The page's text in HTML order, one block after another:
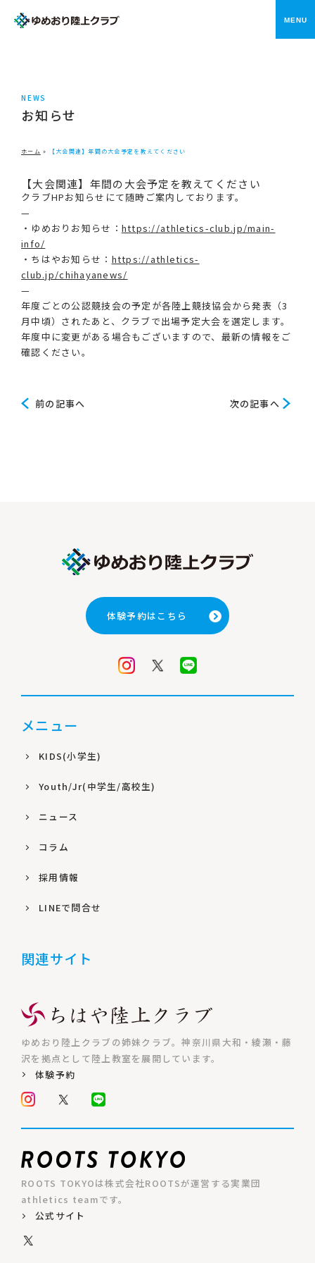
メニ
NEWS
お知らせ
ホーム » 【大会関連】年間の大会予定を教えてください
【大会関連】年間の大会予定を教えてください
クラブHPお知らせにて随時ご案内しております。
—
・ゆめおりお知らせ： https://athletics-club.jp/main-
info/
・ちはやお知らせ： https://athletics-
club.jp/chihayanews/
—
年度ごとの公認競技会の予定が各陸上競技協会から発表（3
月中頃）されたあと、クラブで出場予定大会を選定します。
年度中に変更がある場合もございますので、最新の情報をご
確認ください。
前
前の記事へ
次
次の記事へ
体験予約はこちら
メニュー
KIDS(小学生)
Youth/Jr(中学生/高校生)
ニュース
コラム
採用情報
LINEで問合せ
関連サイト
ゆめおり陸上クラブの姉妹クラブ。神奈川県大和・綾瀬・藤
沢を拠点として陸上教室を展開しています。
体験予約
ROOTS TOKYOは株式会社ROOTSが運営する実業団
athletics teamです。
公式サイト